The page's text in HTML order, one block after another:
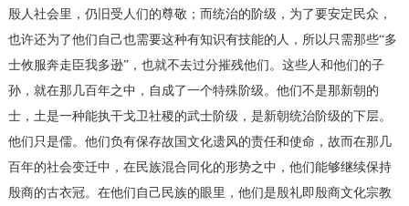
殷人社会里，仍旧受人们的尊敬；而统治的阶级，为了要安定民众，
也许还为了他们自己也需要这种有知识有技能的人，所以只需那些“多
士攸服奔走臣我多逊”，也就不去过分摧残他们。这些人和他们的子
孙，就在那几百年之中，自成了一个特殊阶级。他们不是那新朝的
士，土是一种能执干戈卫社稷的武士阶级，是新朝统治阶级的下层。
他们只是儒。他们负有保存故国文化遗风的责任和使命，故而在那几
百年的社会变迁中，在民族混合同化的形势之中，他们能够继续保持
殷商的古衣冠。在他们自己民族的眼里，他们是殷礼即殷商文化宗教